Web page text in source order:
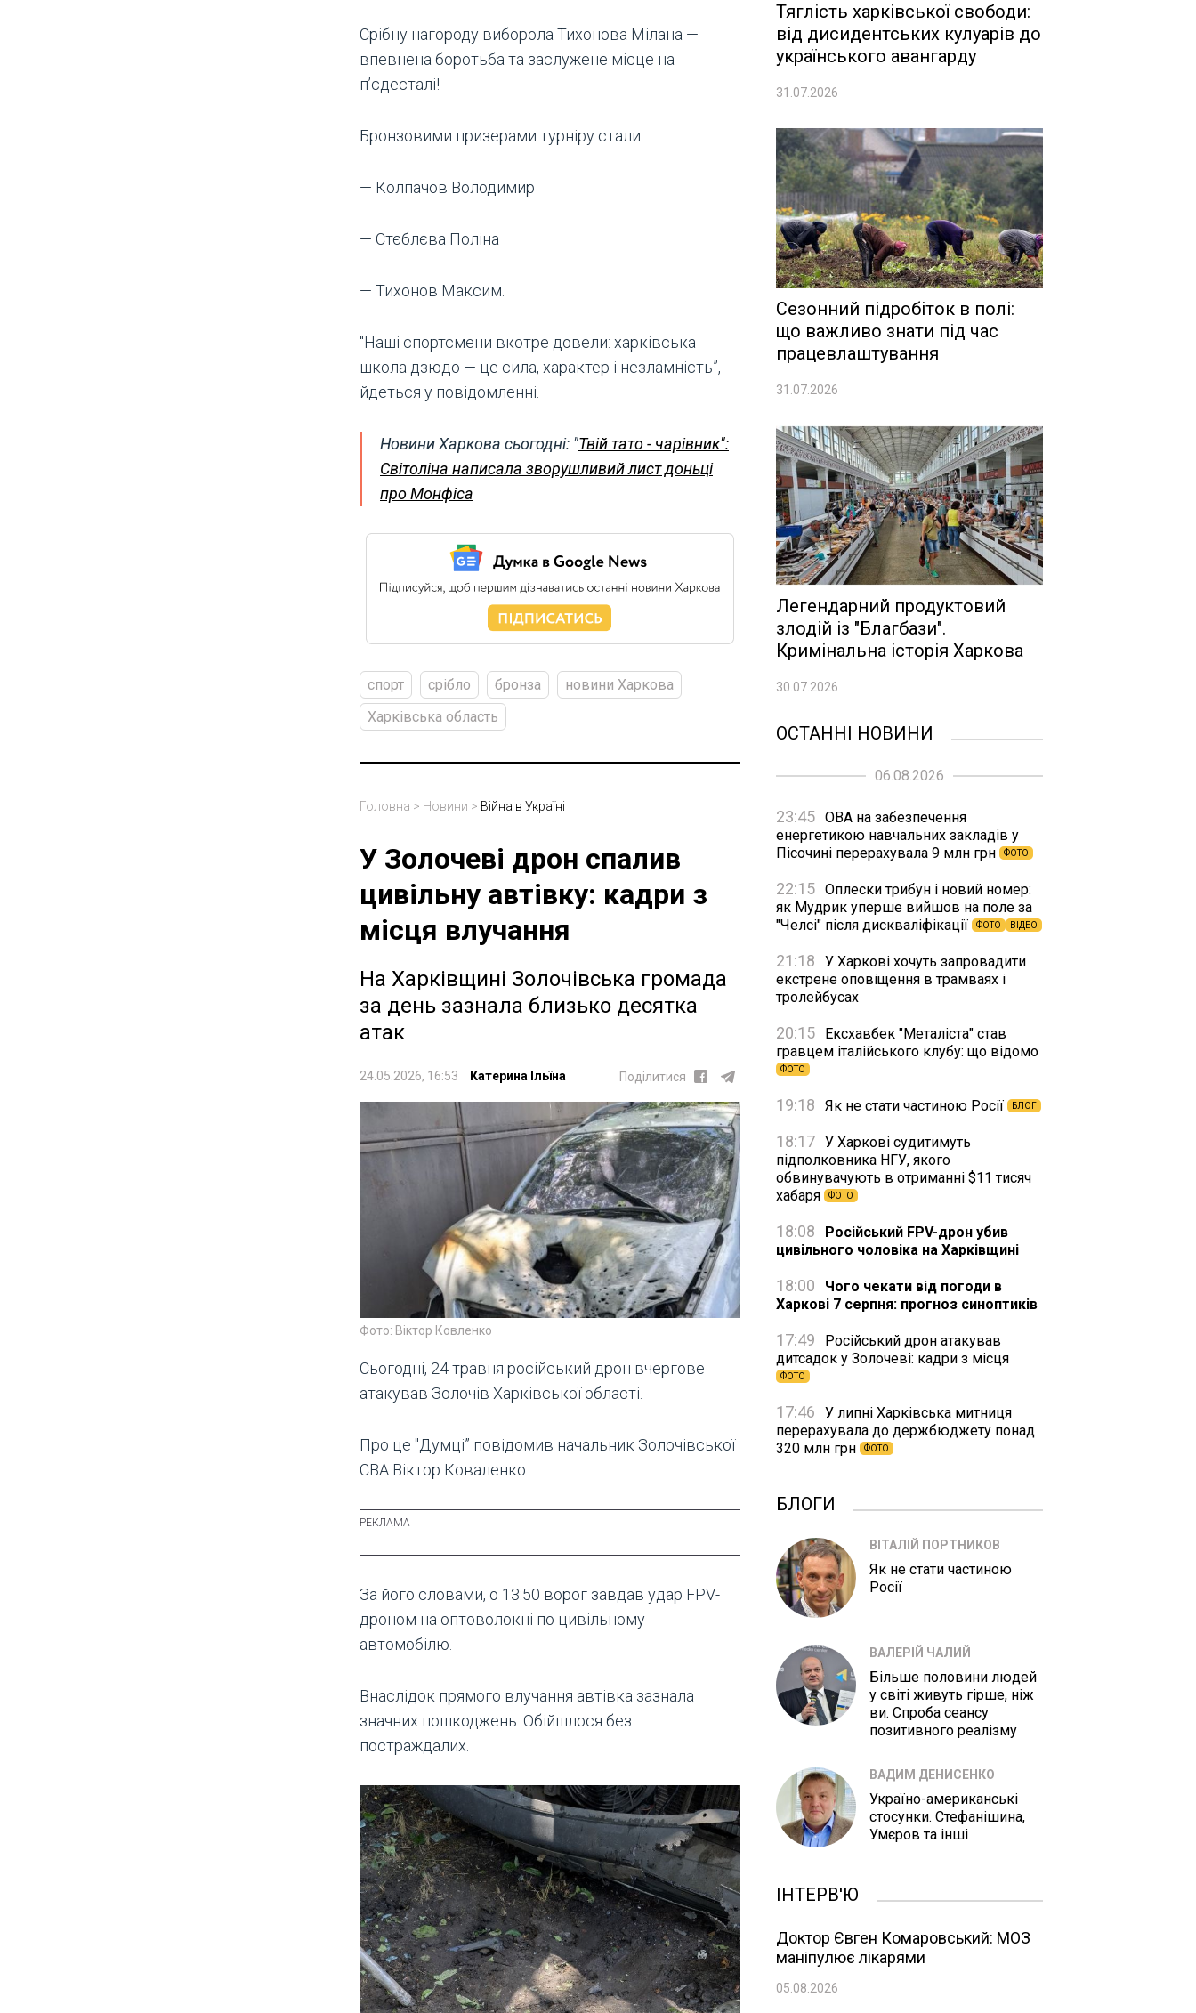
Срібну нагороду виборола Тихонова Мілана —
впевнена боротьба та заслужене місце на
п’єдесталі!
Бронзовими призерами турніру стали:
— Колпачов Володимир
— Стєблєва Поліна
— Тихонов Максим.
"Наші спортсмени вкотре довели: харківська
школа дзюдо — це сила, характер і незламність”, -
йдеться у повідомленні.
Новини Харкова сьогодні: "Твій тато - чарівник":
Світоліна написала зворушливий лист доньці
про Монфіса
спорт срібло бронза
новини Харкова
Харківська область
Головна > Новини > Війна в Україні
У Золочеві дрон спалив
цивільну автівку: кадри з
місця влучання
На Харківщині Золочівська громада
за день зазнала близько десятка
атак
24.05.2026, 16:53 Катерина Ільїна Поділитися
Фото: Віктор Ковленко
Сьогодні, 24 травня російський дрон вчергове
атакував Золочів Харківської області.
Про це "Думці” повідомив начальник Золочівської
СВА Віктор Коваленко.
За його словами, о 13:50 ворог завдав удар FPV-
дроном на оптоволокні по цивільному
автомобілю.
Внаслідок прямого влучання автівка зазнала
значних пошкоджень. Обійшлося без
постраждалих.
Тяглість харківської свободи:
від дисидентських кулуарів до
українського авангарду
31.07.2026
Сезонний підробіток в полі:
що важливо знати під час
працевлаштування
31.07.2026
Легендарний продуктовий
злодій із "Благбази".
Кримінальна історія Харкова
30.07.2026
ОСТАННІ НОВИНИ
06.08.2026
23:45 ОВА на забезпечення
енергетикою навчальних закладів у
Пісочині перерахувала 9 млн грн
ФОТО
22:15 Оплески трибун і новий номер:
як Мудрик уперше вийшов на поле за
"Челсі" після дискваліфікації
ФОТО ВІДЕО
21:18
У Харкові хочуть запровадити
екстрене оповіщення в трамваях і
тролейбусах
20:15
Ексхавбек "Металіста" став
гравцем італійського клубу: що відомо
ФОТО
19:18 Як не стати частиною Росії БЛОГ
18:17 У Харкові судитимуть
підполковника НГУ, якого
обвинувачують в отриманні $11 тисяч
хабаря
ФОТО
18:08
Російський FPV-дрон убив
цивільного чоловіка на Харківщині
18:00
Чого чекати від погоди в
Харкові 7 серпня: прогноз синоптиків
17:49
Російський дрон атакував
дитсадок у Золочеві: кадри з місця
ФОТО
17:46
У липні Харківська митниця
перерахувала до держбюджету понад
320 млн грн
ФОТО
БЛОГИ
ВІТАЛІЙ ПОРТНИКОВ
Як не стати частиною
Росії
ВАЛЕРІЙ ЧАЛИЙ
Більше половини людей
у світі живуть гірше, ніж
ви. Спроба сеансу
позитивного реалізму
ВАДИМ ДЕНИСЕНКО
Україно-американські
стосунки. Стефанішина,
Умєров та інші
ІНТЕРВ'Ю
Доктор Євген Комаровський: МОЗ
маніпулює лікарями
05.08.2026